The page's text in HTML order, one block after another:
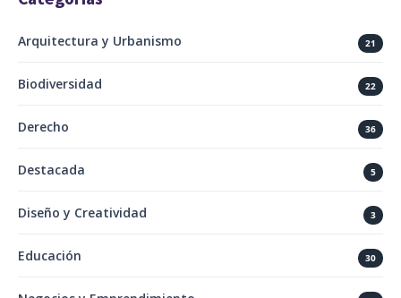
Arquitectura y Urbanismo 21
Biodiversidad 22
Derecho 36
Destacada 5
Diseño y Creatividad 3
Educación 30